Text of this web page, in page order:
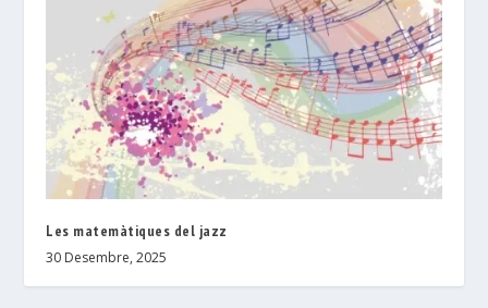
Les matemàtiques del jazz
30 Desembre, 2025